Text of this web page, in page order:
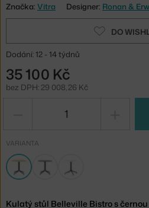
Značka: Vitra Designer: Ronan &
DO
Dodání: 12 - 14 týdnů
35 100 Kč
bez DPH: 29 008,26 Kč
VARIANTA
Kulatý stůl Belleville Bistro s